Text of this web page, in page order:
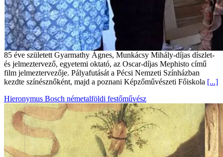
85 éve született Gyarmathy Ágnes, Munkácsy Mihály-díjas díszlet-
és jelmeztervező, egyetemi oktató, az Oscar-díjas Mephisto című
film jelmeztervezője. Pályafutását a Pécsi Nemzeti Színházban
kezdte színésznőként, majd a poznani Képzőművészeti Főiskola [...]
Hieronymus Bosch németalföldi festőművész